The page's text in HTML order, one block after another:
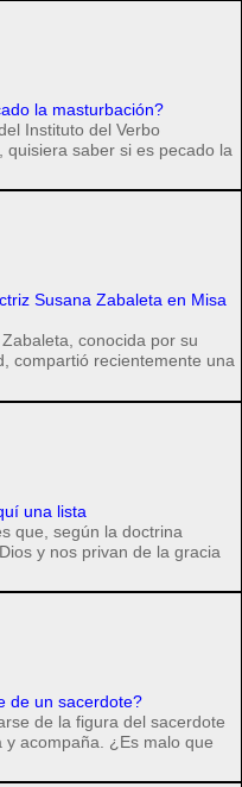
la masturbación?
Instituto del Verbo
quisiera saber si es pecado la
Susana Zabaleta en Misa
conocida por su
compartió recientemente una
una lista
que, según la doctrina
y nos privan de la gracia
de un sacerdote?
de la figura del sacerdote
acompaña. ¿Es malo que